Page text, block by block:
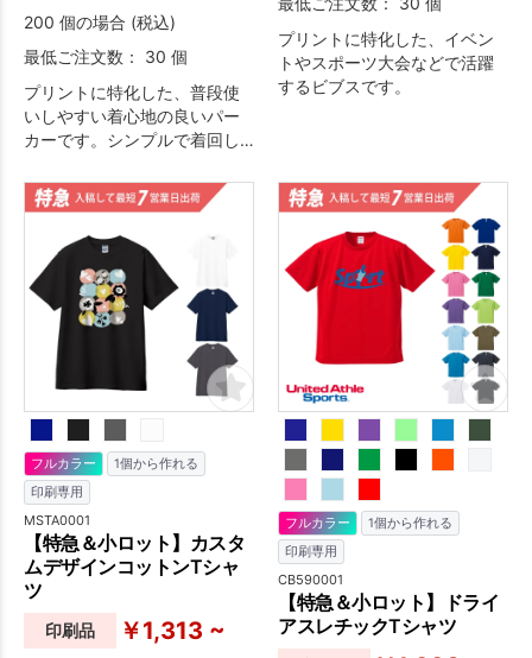
200 個の場合 (税込)
最低ご注文数： 30 個
プリントに特化した、普段使
いしやすい着心地の良いパー
カーです。シンプルで着回し
ント・物販・ユニフォームな
ど幅広い用途におすすめで
プリントに特化した、イベン
トやスポーツ大会などで活躍
するビブスです。
フルカラー
1個から作れる
印刷専用
MSTA0001
【特急＆小ロット】カスタ
ムデザインコットンTシャ
ツ
印刷品 ￥1,313 ~
フルカラー
1個から作れる
印刷専用
CB590001
【特急＆小ロット】ドライ
アスレチックTシャツ